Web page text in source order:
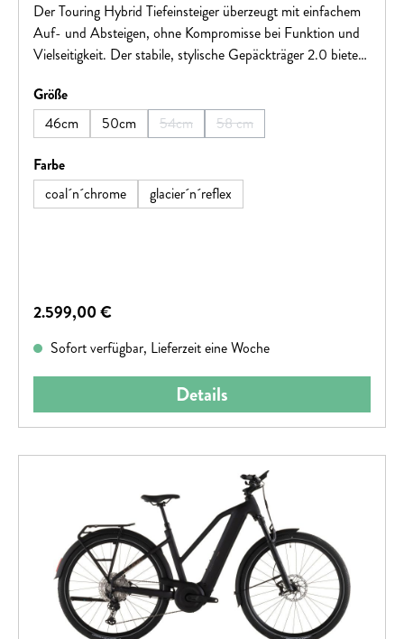
Der Touring Hybrid Tiefeinsteiger überzeugt mit einfachem
Auf- und Absteigen, ohne Kompromisse bei Funktion und
Vielseitigkeit. Der stabile, stylische Gepäckträger 2.0 bietet
Motor mit 600 Wh Akku fügt sich formschön ins Design
ein. Für Komfort und Kontrolle auf holprigen Strecken
sorgen die Efficient Comfort Geometry und die 100 mm-
Federgabel. Komplettiert wird das Paket durch ACID
Kettenschutz, Seitenständer, Schutzbleche und Lichter.
Größeauswählen
46cm
50cm 54cm
(Diese Option ist zurzeit nicht verfügbar.)
58 cm
(Diese Option ist zurzeit nicht
Farbeauswählen
coal´n´chrome
glacier´n´reflex
Regulärer Preis:
2.599,00 €
Sofort verfügbar, Lieferzeit eine Woche
Details